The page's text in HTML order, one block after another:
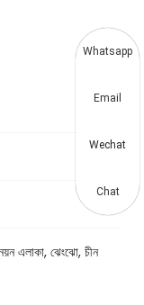
এলাকা, ঝেংঝো, চীন
Whatsapp
Email
Wechat
Chat